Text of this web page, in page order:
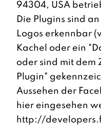
94304, USA
Die Plugins sind
Logos erkennbar
Kachel oder ein
oder sind mit dem
Plugin"
Aussehen der
hier eingesehen
http://